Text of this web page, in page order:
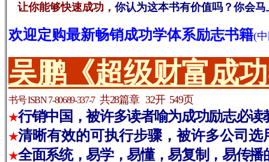
让你能够快速成功，你认为这本书有价值吗？你会
欢迎定购最新畅销成功学体系励志书籍(
吴鹏《超级财富成
书号 ISBN 7-80689-337-7 共28篇章 32开 549页
★行销中国，被许多读者喻为成功励志必读
★清晰有效的可执行步骤，被许多公司选
★全面系统，易学，易懂，易复制，易传播